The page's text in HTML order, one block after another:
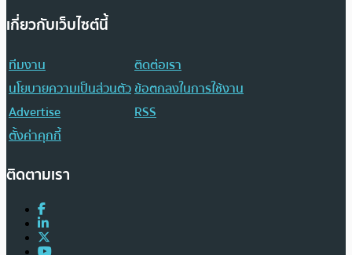
เกี่ยวกับเว็บไซต์นี้
ทีมงาน
ติดต่อเรา
นโยบายความเป็นส่วนตัวข้อตกลงในการใช้งาน
Advertise
RSS
ตั้งค่าคุกกี้
ติดตามเรา